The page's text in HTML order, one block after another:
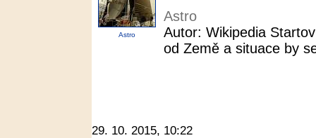
Astro
Astro
Autor: Wikipedia
od Země a situace by
29. 10. 2015, 10:22